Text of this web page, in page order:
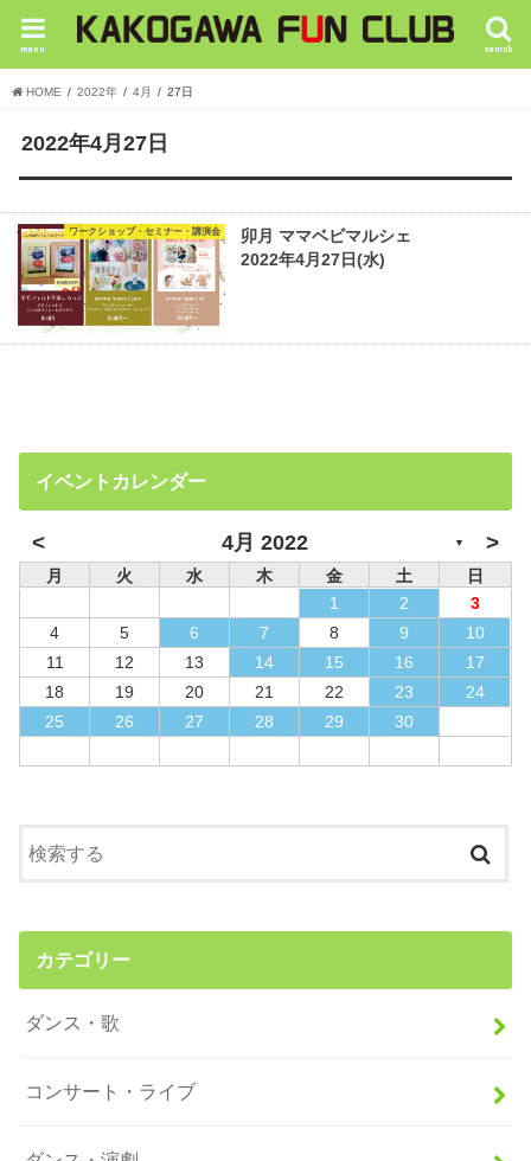
search
menu
HOME 2022年 4月 27日
2022年4月27日
ワークショップ・セミナー・講演会
卯月 ママベビマルシェ
2022年4月27日(水)
イベントカレンダー
< 4月 2022 ▼ >
月 火 水 木 金 土
日
1
2
3
4
5 6 7 8 9
10
11
12 13 14 15 16
17
18
19 20 21 22 23
24
25
26 27 28 29 30
カテゴリー
ダンス・歌
コンサート・ライブ